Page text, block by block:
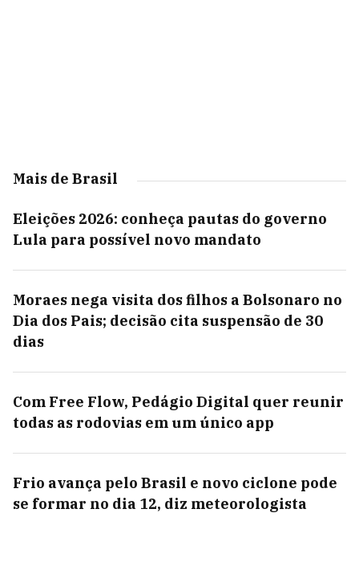
Mais de Brasil
Eleições 2026: conheça pautas do governo
Lula para possível novo mandato
Moraes nega visita dos filhos a Bolsonaro no
Dia dos Pais; decisão cita suspensão de 30
dias
Com Free Flow, Pedágio Digital quer reunir
todas as rodovias em um único app
Frio avança pelo Brasil e novo ciclone pode
se formar no dia 12, diz meteorologista